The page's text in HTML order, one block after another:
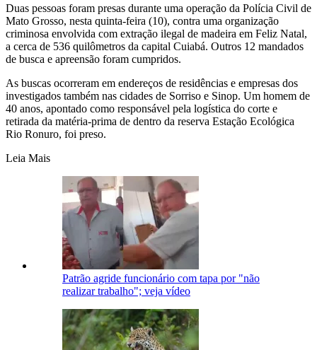
Duas pessoas foram presas durante uma operação da Polícia Civil de
Mato Grosso, nesta quinta-feira (10), contra uma organização
criminosa envolvida com extração ilegal de madeira em Feliz Natal,
a cerca de 536 quilômetros da capital Cuiabá. Outros 12 mandados
de busca e apreensão foram cumpridos.
As buscas ocorreram em endereços de residências e empresas dos
investigados também nas cidades de Sorriso e Sinop. Um homem de
40 anos, apontado como responsável pela logística do corte e
retirada da matéria-prima de dentro da reserva Estação Ecológica
Rio Ronuro, foi preso.
Leia Mais
Patrão agride funcionário com tapa por "não
realizar trabalho"; veja vídeo